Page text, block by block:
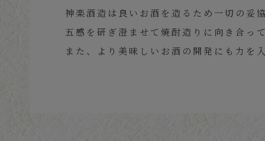
神楽酒造は良いお酒を造るため一切の妥
五感を研ぎ澄ませて焼酎造りに向き合っ
また、より美味しいお酒の開発にも力を